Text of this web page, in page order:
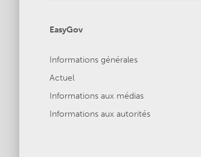
EasyGov
Informations générales
Actuel
Informations aux médias
Informations aux autorités